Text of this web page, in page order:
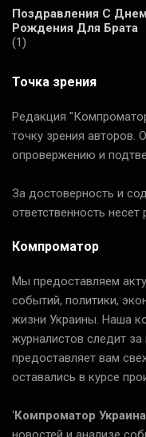
Поздравления С Днем
Рождения Для Брата
(1)
Точка зрения
Редакция
точку зрения
опровержению и
За достоверность и
ответственность несет
Компроматор
Мы предоставляем
событий, политики,
жизни Украины. Наша
журналистов следит
предоставляет вам
оставались в курсе
‘Компроматор Украина